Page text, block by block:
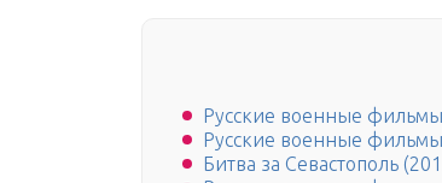
Русские военные
Русские военные
Битва за Севастополь